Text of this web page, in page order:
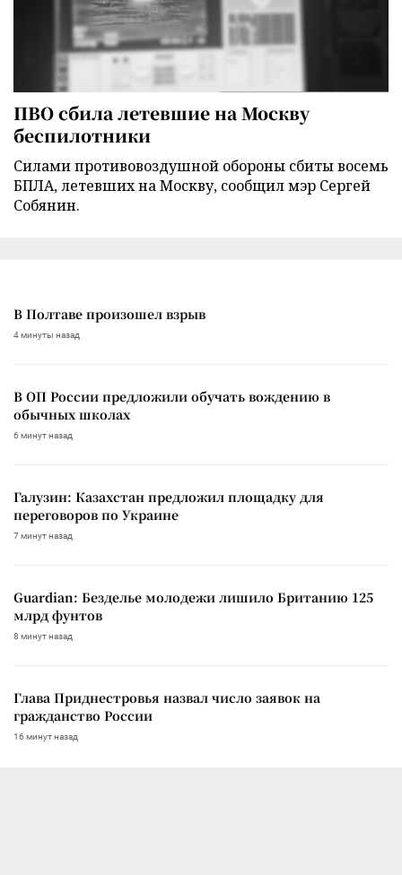
ПВО сбила летевшие на Москву
беспилотники
Силами противовоздушной обороны сбиты восемь
БПЛА, летевших на Москву, сообщил мэр Сергей
Собянин.
В Полтаве произошел взрыв
4 минуты назад
В ОП России предложили обучать вождению в
обычных школах
6 минут назад
Галузин: Казахстан предложил площадку для
переговоров по Украине
7 минут назад
Guardian: Безделье молодежи лишило Британию 125
млрд фунтов
8 минут назад
Глава Приднестровья назвал число заявок на
гражданство России
16 минут назад